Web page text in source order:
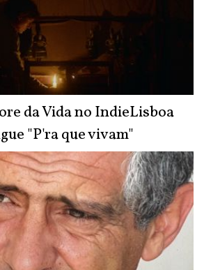
da Vida no IndieLisboa
"P'ra que vivam"